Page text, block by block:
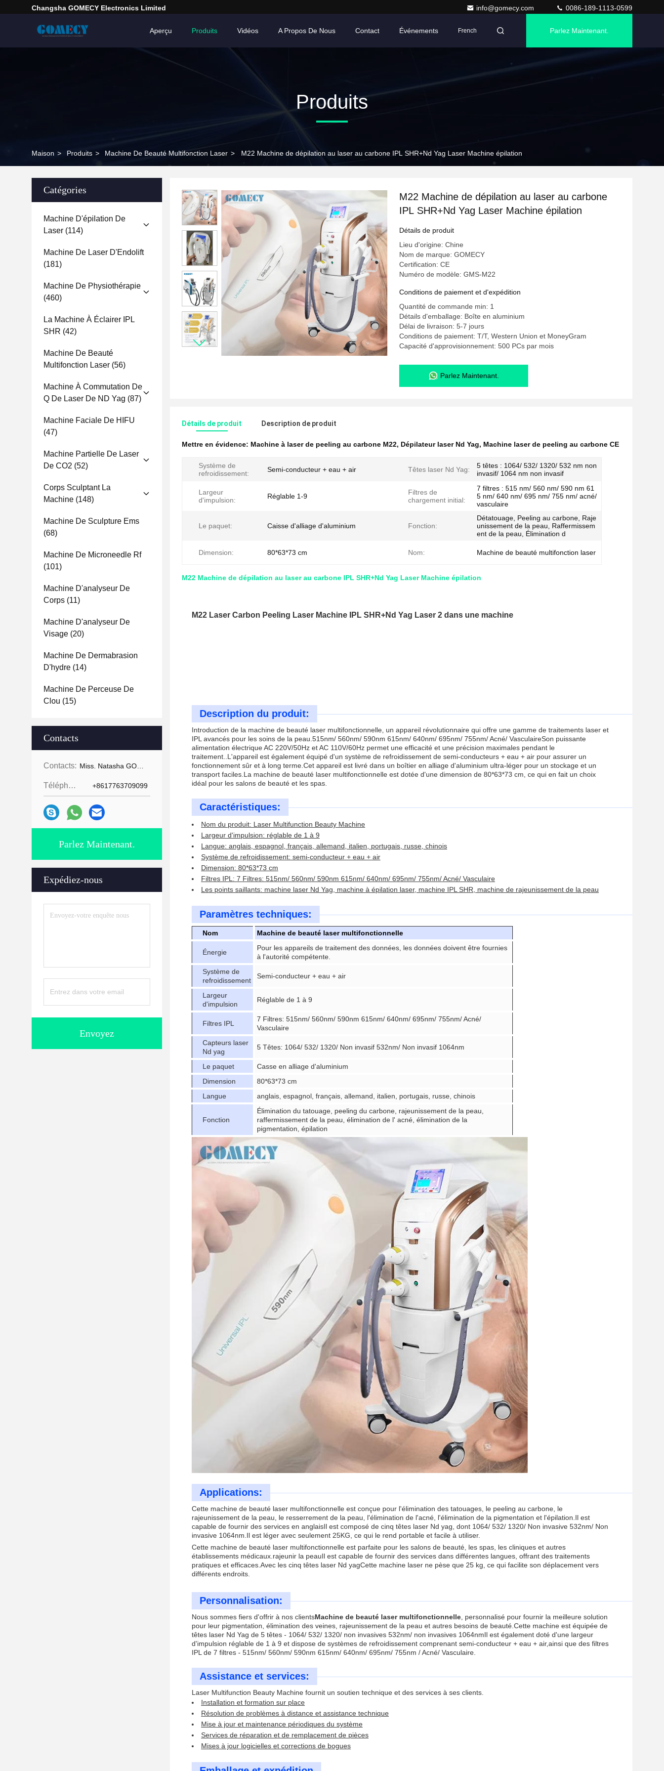
Changsha GOMECY Electronics Limited info@gomecy.com 0086-189-1113-0599
Aperçu Produits Vidéos A Propos De Nous Contact Événements French Parlez Maintenant.
Produits
Maison > Produits > Machine De Beauté Multifonction Laser > M22 Machine de dépilation au laser au carbone IPL SHR+Nd Yag Laser Machine épilation
Catégories
Machine D'épilation De
Laser (114)
Machine De Laser D'Endolift
(181)
Machine De Physiothérapie
(460)
La Machine À Éclairer IPL
SHR (42)
Machine De Beauté
Multifonction Laser (56)
Machine À Commutation De
Q De Laser De ND Yag (87)
Machine Faciale De HIFU
(47)
Machine Partielle De Laser
De CO2 (52)
Corps Sculptant La
Machine (148)
Machine De Sculpture Ems
(68)
Machine De Microneedle Rf
(101)
Machine D'analyseur De
Corps (11)
Machine D'analyseur De
Visage (20)
Machine De Dermabrasion
D'hydre (14)
Machine De Perceuse De
Clou (15)
Contacts
Contacts:
Téléphone: +8617763709099
Parlez Maintenant.
Expédiez-nous
Envoyez
M22 Machine de dépilation au laser au carbone
IPL SHR+Nd Yag Laser Machine épilation
Détails de produit
Lieu d'origine: Chine
Nom de marque: GOMECY
Certification: CE
Numéro de modèle: GMS-M22
Conditions de paiement et d'expédition
Quantité de commande min: 1
Détails d'emballage: Boîte en aluminium
Délai de livraison: 5-7 jours
Conditions de paiement: T/T, Western Union et MoneyGram
Capacité d'approvisionnement: 500 PCs par mois
Parlez Maintenant.
Détails de produit Description de produit
Mettre en évidence: Machine à laser de peeling au carbone M22, Dépilateur laser Nd Yag, Machine laser de peeling au carbone CE
Système de
refroidissement:
Semi-conducteur + eau + air Têtes laser Nd Yag:
5 têtes : 1064/ 532/ 1320/ 532 nm non
invasif/ 1064 nm non invasif
Largeur
d'impulsion:
Réglable 1-9
Filtres de
chargement initial:
7 filtres : 515 nm/ 560 nm/ 590 nm 61
5 nm/ 640 nm/ 695 nm/ 755 nm/ acné/
vasculaire
Le paquet: Caisse d'alliage d'aluminium Fonction:
Détatouage, Peeling au carbone, Raje
unissement de la peau, Raffermissem
ent de la peau, Élimination d
Dimension: 80*63*73 cm Nom: Machine de beauté multifonction laser
M22 Machine de dépilation au laser au carbone IPL SHR+Nd Yag Laser Machine épilation
M22 Laser Carbon Peeling Laser Machine IPL SHR+Nd Yag Laser 2 dans une machine
Description du produit:
Introduction de la machine de beauté laser multifonctionnelle, un appareil révolutionnaire qui offre une gamme de traitements laser et
IPL avancés pour les soins de la peau.515nm/ 560nm/ 590nm 615nm/ 640nm/ 695nm/ 755nm/ Acné/ VasculaireSon puissante
alimentation électrique AC 220V/50Hz et AC 110V/60Hz permet une efficacité et une précision maximales pendant le
traitement..L'appareil est également équipé d'un système de refroidissement de semi-conducteurs + eau + air pour assurer un
fonctionnement sûr et à long terme.Cet appareil est livré dans un boîtier en alliage d'aluminium ultra-léger pour un stockage et un
transport faciles.La machine de beauté laser multifonctionnelle est dotée d'une dimension de 80*63*73 cm, ce qui en fait un choix
idéal pour les salons de beauté et les spas.
Caractéristiques:
Nom du produit: Laser Multifunction Beauty Machine
Largeur d'impulsion: réglable de 1 à 9
Langue: anglais, espagnol, français, allemand, italien, portugais, russe, chinois
Système de refroidissement: semi-conducteur + eau + air
Dimension: 80*63*73 cm
Filtres IPL: 7 Filtres: 515nm/ 560nm/ 590nm 615nm/ 640nm/ 695nm/ 755nm/ Acné/ Vasculaire
Les points saillants: machine laser Nd Yag, machine à épilation laser, machine IPL SHR, machine de rajeunissement de la peau
Paramètres techniques:
Nom Machine de beauté laser multifonctionnelle
Énergie
Pour les appareils de traitement des données, les données doivent être fournies
à l'autorité compétente.
Système de
refroidissement
Semi-conducteur + eau + air
Largeur
d'impulsion
Réglable de 1 à 9
Filtres IPL
7 Filtres: 515nm/ 560nm/ 590nm 615nm/ 640nm/ 695nm/ 755nm/ Acné/
Vasculaire
Capteurs laser
Nd yag
5 Têtes: 1064/ 532/ 1320/ Non invasif 532nm/ Non invasif 1064nm
Le paquet
Casse en alliage d'aluminium
Dimension
80*63*73 cm
Langue
anglais, espagnol, français, allemand, italien, portugais, russe, chinois
Fonction
Élimination du tatouage, peeling du carbone, rajeunissement de la peau,
raffermissement de la peau, élimination de l' acné, élimination de la
pigmentation, épilation
Applications:
Cette machine de beauté laser multifonctionnelle est conçue pour l'élimination des tatouages, le peeling au carbone, le
rajeunissement de la peau, le resserrement de la peau, l'élimination de l'acné, l'élimination de la pigmentation et l'épilation.Il est
capable de fournir des services en anglaisIl est composé de cinq têtes laser Nd yag, dont 1064/ 532/ 1320/ Non invasive 532nm/ Non
invasive 1064nm.Il est léger avec seulement 25KG, ce qui le rend portable et facile à utiliser.
Cette machine de beauté laser multifonctionnelle est parfaite pour les salons de beauté, les spas, les cliniques et autres
établissements médicaux.rajeunir la peauIl est capable de fournir des services dans différentes langues, offrant des traitements
pratiques et efficaces.Avec les cinq têtes laser Nd yagCette machine laser ne pèse que 25 kg, ce qui facilite son déplacement vers
différents endroits.
Personnalisation:
Nous sommes fiers d'offrir à nos clientsMachine de beauté laser multifonctionnelle , personnalisé pour fournir la meilleure solution
pour leur pigmentation, élimination des veines, rajeunissement de la peau et autres besoins de beauté.Cette machine est équipée de
têtes laser Nd Yag de 5 têtes - 1064/ 532/ 1320/ non invasives 532nm/ non invasives 1064nmIl est également doté d'une largeur
d'impulsion réglable de 1 à 9 et dispose de systèmes de refroidissement comprenant semi-conducteur + eau + air,ainsi que des filtres
IPL de 7 filtres - 515nm/ 560nm/ 590nm 615nm/ 640nm/ 695nm/ 755nm / Acné/ Vasculaire.
Assistance et services:
Laser Multifunction Beauty Machine fournit un soutien technique et des services à ses clients.
Installation et formation sur place
Résolution de problèmes à distance et assistance technique
Mise à jour et maintenance périodiques du système
Services de réparation et de remplacement de pièces
Mises à jour logicielles et corrections de bogues